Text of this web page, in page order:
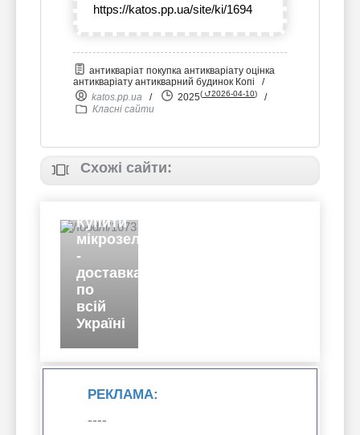
https://katos.pp.ua/site/ki/1694
антикваріат покупка антикваріату оцінка
антикваріату антикварний будинок Копі /
katos.pp.ua / 2025( ⮍2026-04-10)
/
Класні сайти
Схожі сайти:
Купити
мікрозелень
-
доставка
по
всій
Україні
РЕКЛАМА:
----